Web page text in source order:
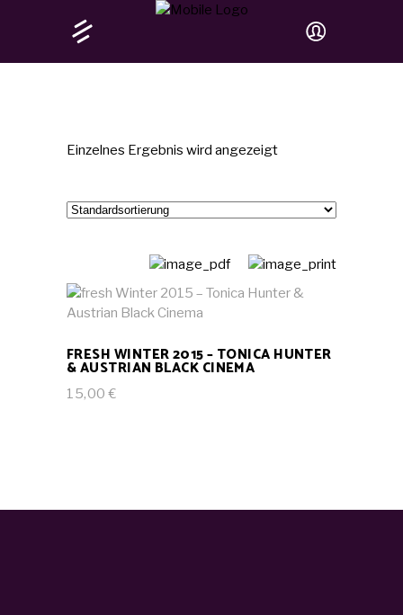
Einzelnes Ergebnis wird angezeigt
IN DEN WARENKORB
FRESH WINTER 2015 – TONICA HUNTER
& AUSTRIAN BLACK CINEMA
15,00€